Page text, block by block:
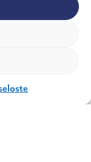
komission
tai